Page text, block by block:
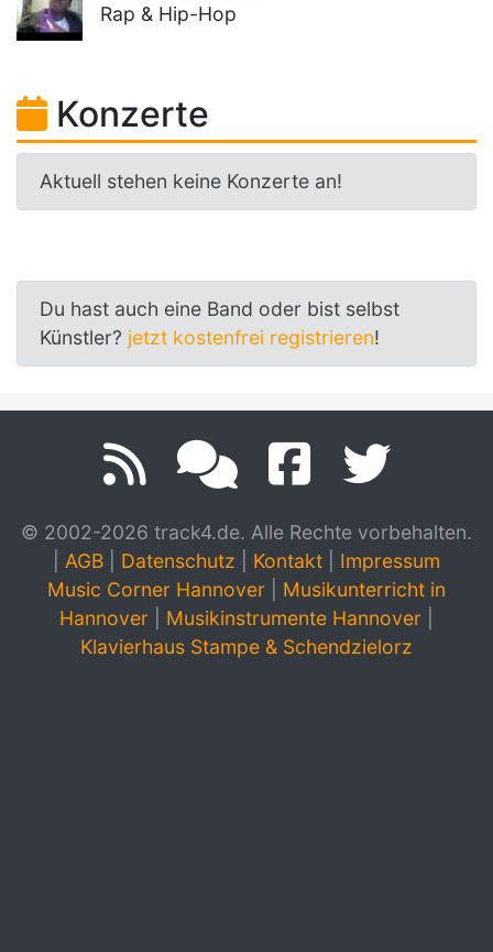
Rap & Hip-Hop
Konzerte
Aktuell stehen keine Konzerte an!
Du hast auch eine Band oder bist selbst
Künstler? jetzt kostenfrei registrieren!
© 2002-2026 track4.de. Alle Rechte vorbehalten.
AGB Datenschutz Kontakt
Impressum
Music Corner Hannover
Musikunterricht in
Hannover
Musikinstrumente Hannover
Klavierhaus Stampe & Schendzielorz